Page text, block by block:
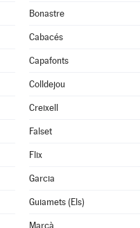
Bonastre
Cabacés
Capafonts
Colldejou
Creixell
Falset
Flix
Garcia
Guiamets (Els)
Marçà